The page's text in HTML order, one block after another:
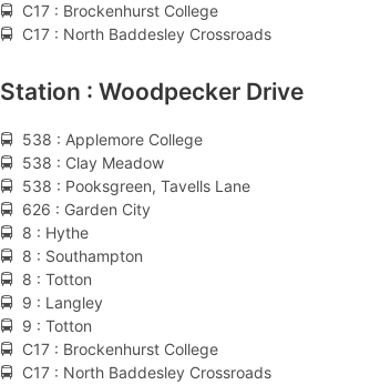
🚍 C17 : Brockenhurst College
🚍 C17 : North Baddesley Crossroads
Station : Woodpecker Drive
🚍 538 : Applemore College
🚍 538 : Clay Meadow
🚍 538 : Pooksgreen, Tavells Lane
🚍 626 : Garden City
🚍 8 : Hythe
🚍 8 : Southampton
🚍 8 : Totton
🚍 9 : Langley
🚍 9 : Totton
🚍 C17 : Brockenhurst College
🚍 C17 : North Baddesley Crossroads